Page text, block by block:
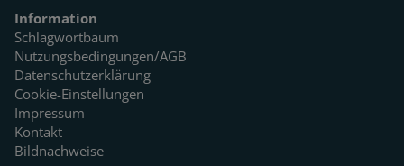
Information
Schlagwortbaum
Nutzungsbedingungen/AGB
Datenschutzerklärung
Cookie-Einstellungen
Impressum
Kontakt
Bildnachweise